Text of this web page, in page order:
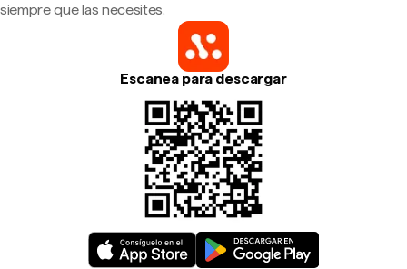
siempre que las necesites.
Escanea para descargar